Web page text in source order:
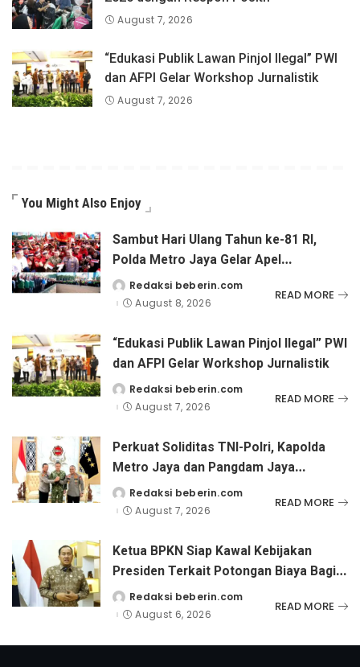
August 7, 2026
“Edukasi Publik Lawan Pinjol Ilegal” PWI
dan AFPI Gelar Workshop Jurnalistik
August 7, 2026
You Might Also Enjoy
Sambut Hari Ulang Tahun ke-81 RI,
Polda Metro Jaya Gelar Apel
Kebangsaan
Posted
by
Redaksi beberin.com
August 8, 2026
READ MORE
“Edukasi Publik Lawan Pinjol Ilegal” PWI
dan AFPI Gelar Workshop Jurnalistik
Posted
by
Redaksi beberin.com
August 7, 2026
READ MORE
Perkuat Soliditas TNI-Polri, Kapolda
Metro Jaya dan Pangdam Jaya
Kunjungi Dankorps Brimob Polri
Posted
by
Redaksi beberin.com
August 7, 2026
READ MORE
Ketua BPKN Siap Kawal Kebijakan
Presiden Terkait Potongan Biaya Bagi
Penyandang Disabilitas
Posted
by
Redaksi beberin.com
August 6, 2026
READ MORE